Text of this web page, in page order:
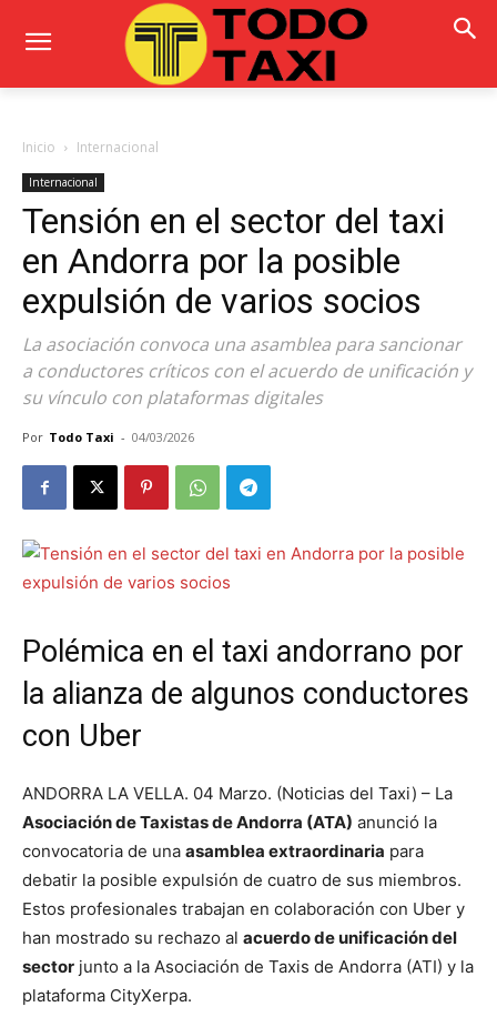
Inicio Internacional
Internacional
Tensión en el sector del taxi
en Andorra por la posible
expulsión de varios socios
La asociación convoca una asamblea para sancionar
a conductores críticos con el acuerdo de unificación y
su vínculo con plataformas digitales
Por Todo Taxi - 04/03/2026
Polémica en el taxi andorrano por
la alianza de algunos conductores
con Uber
ANDORRA LA VELLA. 04 Marzo. (Noticias del Taxi) – La
Asociación de Taxistas de Andorra (ATA) anunció la
convocatoria de una asamblea extraordinaria para
debatir la posible expulsión de cuatro de sus miembros.
Estos profesionales trabajan en colaboración con Uber y
han mostrado su rechazo al acuerdo de unificación del
sector junto a la Asociación de Taxis de Andorra (ATI) y la
plataforma CityXerpa.